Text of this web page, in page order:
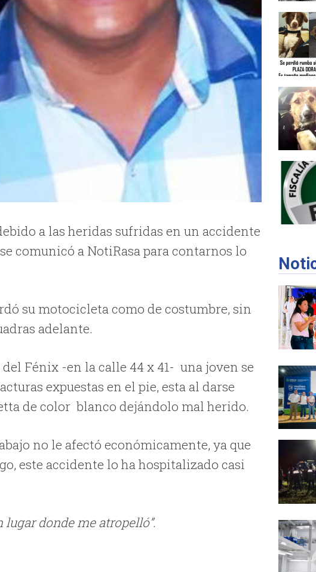
a las heridas sufridas en un accidente
comunicó a NotiRasa para contarnos lo
su motocicleta como de costumbre, sin
adelante.
Fénix -en la calle 44 x 41- una joven se
expuestas en el pie, esta al darse
de color blanco dejándolo mal herido.
no le afectó económicamente, ya que
este accidente lo ha hospitalizado casi
lugar donde me atropelló”.